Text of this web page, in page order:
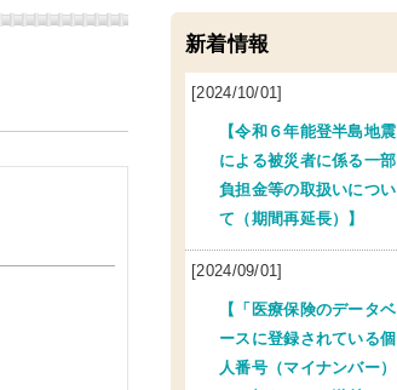
新着情報
[2024/10/01]
【令和６年能登半島地震
による被災者に係る一部
負担金等の取扱いについ
て（期間再延長）】
[2024/09/01]
【「医療保険のデータベ
ースに登録されている個
人番号（マイナンバー）